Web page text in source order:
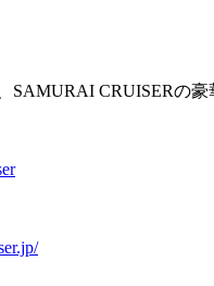
CRUISERの